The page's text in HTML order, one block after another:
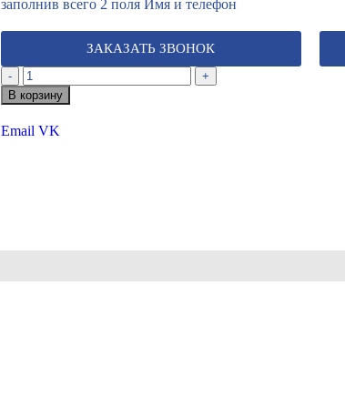
заполнив всего 2 поля Имя и телефон
ЗАКАЗАТЬ ЗВОНОК
-
+
В корзину
Email VK